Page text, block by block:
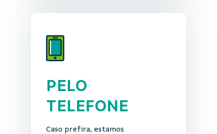
PELO
TELEFONE
Caso prefira, estamos